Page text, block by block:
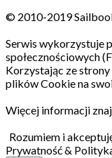
© 2010-2019
Serwis wykorzystuje
społecznościowych
Korzystając ze
plików Cookie na
Więcej informacji
Rozumiem i
Prywatność &